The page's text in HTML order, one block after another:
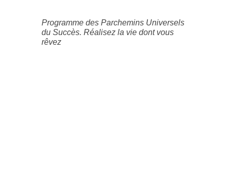
Programme des Parchemins Universels
du Succès. Réalisez la vie dont vous
rêvez